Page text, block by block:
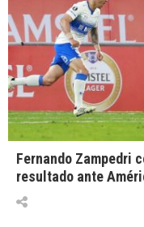
Fernando Zampedri
resultado ante